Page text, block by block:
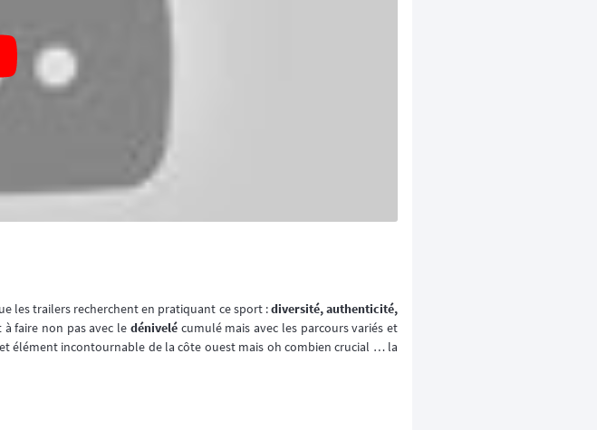
les trailers recherchent en pratiquant ce sport :diversité, authenticité,
faire non pas avec le dénivelé cumulé mais avec les parcours variés et
élément incontournable de la côte ouest mais oh combien crucial … la